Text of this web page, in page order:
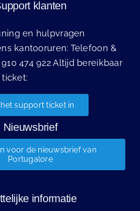
klanten
en hulpvragen
kantooruren: Telefoon &
474 922 Altijd bereikbaar
support ticket in
Nieuwsbrief
voor de nieuwsbrief van
Portugalore
informatie